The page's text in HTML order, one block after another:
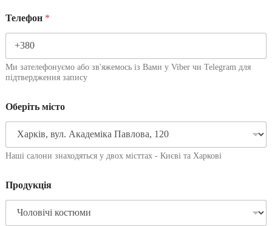
Телефон *
Ми зателефонуємо або зв'яжемось із Вами у Viber чи Telegram для
підтвердження запису
Оберіть місто
Наші салони знаходяться у двох місттах - Києві та Харкові
Продукція